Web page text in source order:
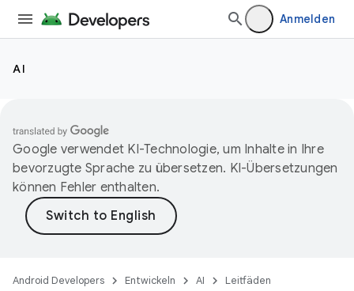
Anmelden
AI
Google verwendet KI-Technologie, um Inhalte in Ihre
bevorzugte Sprache zu übersetzen. KI-Übersetzungen
können Fehler enthalten.
Android Developers Entwickeln AI Leitfäden